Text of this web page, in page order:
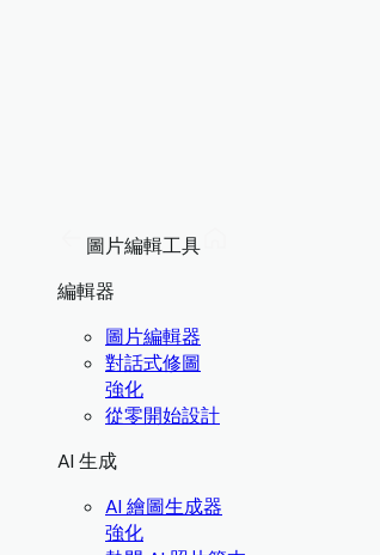
圖片編輯工具
編輯器
圖片編輯器
對話式修圖
強化
從零開始設計
AI 生成
AI 繪圖生成器
強化